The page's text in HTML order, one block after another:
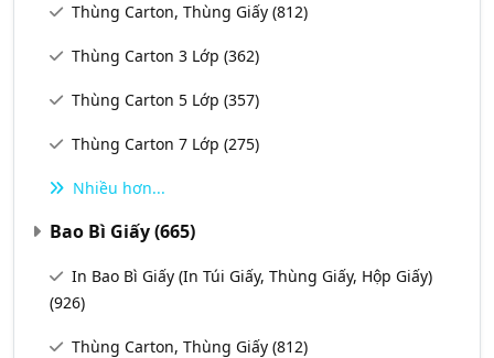
Thùng Carton, Thùng Giấy (812)
Thùng Carton 3 Lớp (362)
Thùng Carton 5 Lớp (357)
Thùng Carton 7 Lớp (275)
Nhiều hơn...
Bao Bì Giấy(665)
In Bao Bì Giấy (In Túi Giấy, Thùng Giấy, Hộp Giấy)
(926)
Thùng Carton, Thùng Giấy (812)